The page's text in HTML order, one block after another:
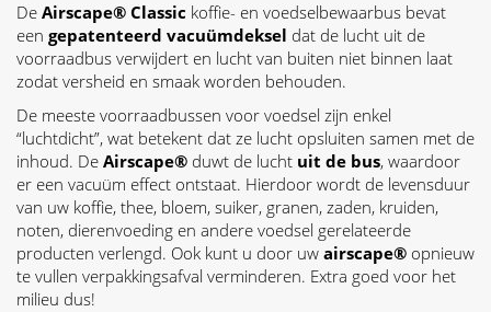
De Airscape® Classic koffie- en voedselbewaarbus bevat
een gepatenteerd vacuümdeksel dat de lucht uit de
voorraadbus verwijdert en lucht van buiten niet binnen laat
zodat versheid en smaak worden behouden.
De meeste voorraadbussen voor voedsel zijn enkel
“luchtdicht”, wat betekent dat ze lucht opsluiten samen met de
inhoud. De Airscape® duwt de lucht uit de bus, waardoor
er een vacuüm effect ontstaat. Hierdoor wordt de levensduur
van uw koffie, thee, bloem, suiker, granen, zaden, kruiden,
noten, dierenvoeding en andere voedsel gerelateerde
producten verlengd. Ook kunt u door uw airscape® opnieuw
te vullen verpakkingsafval verminderen. Extra goed voor het
milieu dus!